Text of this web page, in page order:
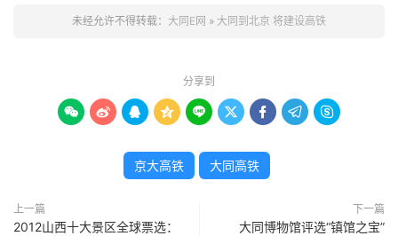
未经允许不得转载： 大同E网 » 大同到北京 将建设高铁
分享到
        
京大高铁 大同高铁
上一篇
2012山西十大景区全球票选：
下一篇
大同博物馆评选“镇馆之宝”